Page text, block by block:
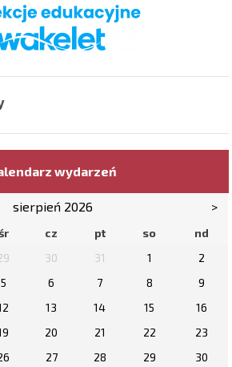
wydarzeń
sierpień 2026 >
cz pt so
nd
30 31 1
2
5 6 7 8
9
13 14 15
16
20 21 22
23
27 28 29
30